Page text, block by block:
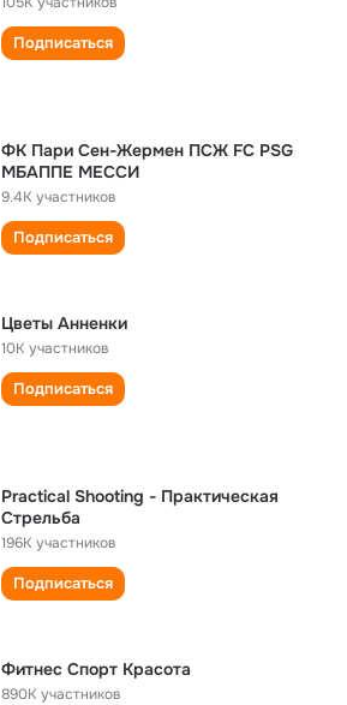
Подписаться
ФК Пари Сен-Жермен ПСЖ FC PSG
МБАППЕ МЕССИ
9.4K участников
Подписаться
Цветы Анненки
10K участников
Подписаться
Practical Shooting - Практическая
Стрельба
196K участников
Подписаться
Фитнес Спорт Красота
890K участников